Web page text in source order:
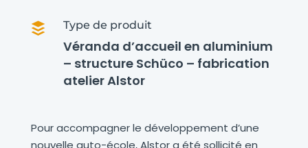
 Type de produit
Véranda d’accueil en aluminium
– structure Schüco – fabrication
atelier Alstor
Pour accompagner le développement d’une
nouvelle auto-école, Alstor a été sollicité en